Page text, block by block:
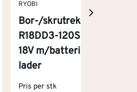
RYOBI
Bor-/skrutrekker
R18DD3-120S One+
18V m/batteri og
lader
Pris per stk